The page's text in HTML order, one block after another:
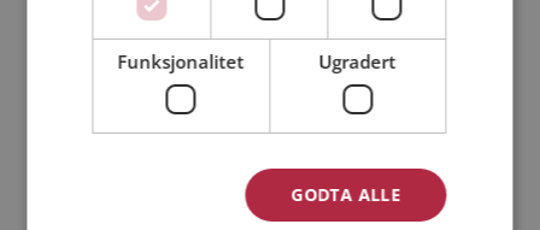
Funksjonalitet Ugradert
GODTA ALLE